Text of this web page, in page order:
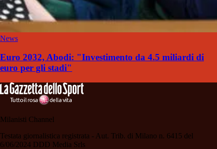
News
Euro 2032, Abodi: "Investimento da 4.5 miliardi di
euro per gli stadi"
Milanisti Channel
Testata giornalistica registrata - Aut. Trib. di Milano n. 6415 del
6/06/2024 DDD Media Srls